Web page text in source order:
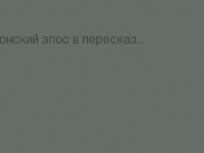
эпос в пересказ...